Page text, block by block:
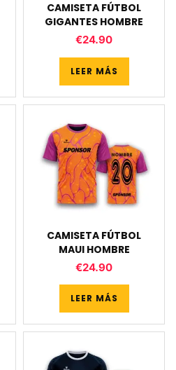
CAMISETA FÚTBOL
GIGANTES HOMBRE
€24.90
LEER MÁS
CAMISETA FÚTBOL
MAUI HOMBRE
€24.90
LEER MÁS